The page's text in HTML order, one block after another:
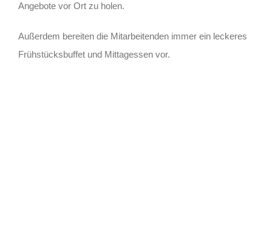
Angebote vor Ort zu holen.
Außerdem bereiten die Mitarbeitenden immer ein leckeres
Frühstücksbuffet und Mittagessen vor.